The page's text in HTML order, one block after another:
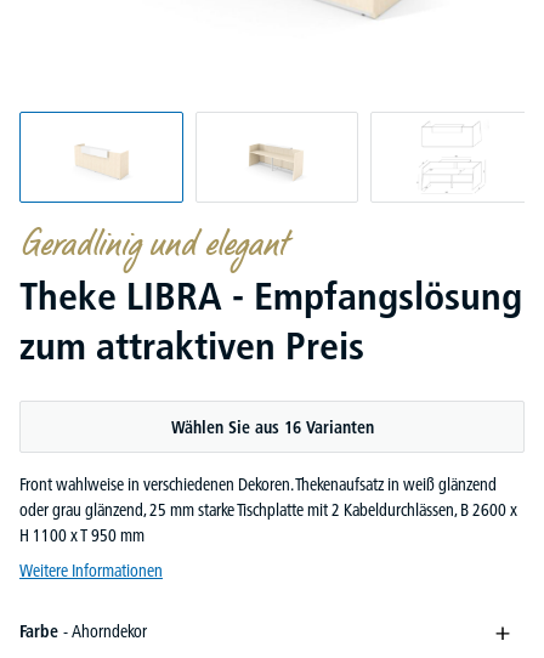
Geradlinig und elegant
Theke LIBRA - Empfangslösung
zum attraktiven Preis
Wählen Sie aus 16 Varianten
Front wahlweise in verschiedenen Dekoren. Thekenaufsatz in weiß glänzend
oder grau glänzend, 25 mm starke Tischplatte mit 2 Kabeldurchlässen, B 2600 x
H 1100 x T 950 mm
Weitere Informationen
Farbe - Ahorndekor